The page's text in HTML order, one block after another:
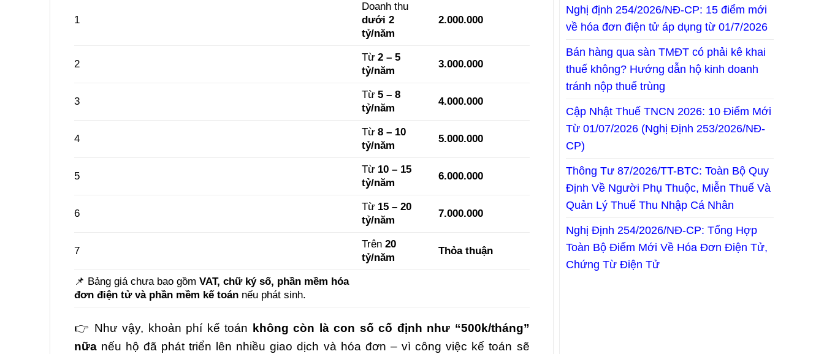
1
Doanh thu
dưới 2
tỷ/năm
2.000.000
2
Từ2 – 5
tỷ/năm
3.000.000
3
Từ5 – 8
tỷ/năm
4.000.000
4
Từ8 – 10
tỷ/năm
5.000.000
5
Từ 10 – 15
tỷ/năm
6.000.000
6
Từ 15 – 20
tỷ/năm
7.000.000
7
Trên20
tỷ/năm
Thỏa thuận
📌 Bảng giá chưa bao gồm VAT, chữ ký số, phần mềm hóa
đơn điện tử và phần mềm kế toánnếu phát sinh.
👉 Như vậy, khoản phí kế toán
không còn là con số cố định như “500k/tháng”
nữanếu hộ đã phát triển lên nhiều giao dịch và hóa đơn – vì công việc kế toán sẽ
Nghị định 254/2026/NĐ-CP: 15 điểm mới
về hóa đơn điện tử áp dụng từ 01/7/2026
Bán hàng qua sàn TMĐT có phải kê khai
thuế không? Hướng dẫn hộ kinh doanh
tránh nộp thuế trùng
Cập Nhật Thuế TNCN 2026: 10 Điểm Mới
Từ 01/07/2026 (Nghị Định 253/2026/NĐ-
CP)
Thông Tư 87/2026/TT-BTC: Toàn Bộ Quy
Định Về Người Phụ Thuộc, Miễn Thuế Và
Quản Lý Thuế Thu Nhập Cá Nhân
Nghị Định 254/2026/NĐ-CP: Tổng Hợp
Toàn Bộ Điểm Mới Về Hóa Đơn Điện Tử,
Chứng Từ Điện Tử